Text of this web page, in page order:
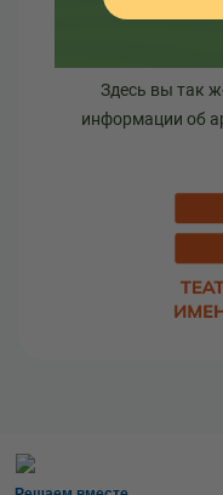
Узнайте как
Здесь вы так
информации об